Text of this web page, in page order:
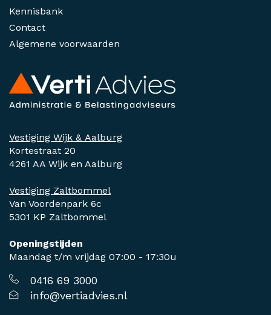
Vestiging Wijk & Aalburg
Kortestraat 20
4261 AA Wijk en Aalburg
Vestiging Zaltbommel
Van Voordenpark 6c
5301 KP Zaltbommel
Openingstijden
Maandag t/m vrijdag 07:00 - 17:30u
0416 69 3000
info@vertiadvies.nl
Kennisbank
Contact
Algemene voorwaarden